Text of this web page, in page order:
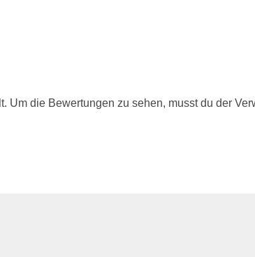
Um die Bewertungen zu sehen, musst du der